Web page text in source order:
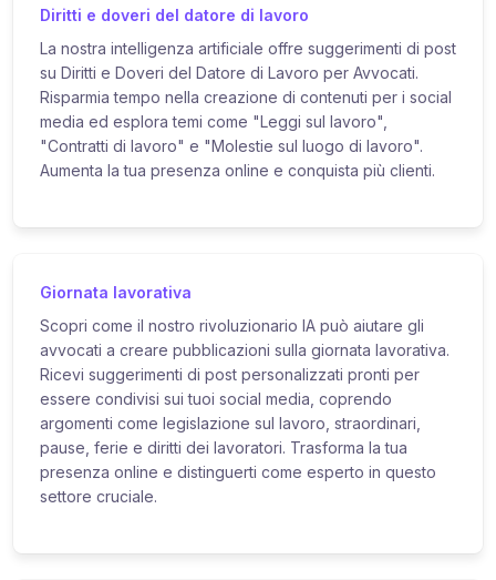
Diritti e doveri del datore di lavoro
La nostra intelligenza artificiale offre suggerimenti di post
su Diritti e Doveri del Datore di Lavoro per Avvocati.
Risparmia tempo nella creazione di contenuti per i social
media ed esplora temi come "Leggi sul lavoro",
"Contratti di lavoro" e "Molestie sul luogo di lavoro".
Aumenta la tua presenza online e conquista più clienti.
Giornata lavorativa
Scopri come il nostro rivoluzionario IA può aiutare gli
avvocati a creare pubblicazioni sulla giornata lavorativa.
Ricevi suggerimenti di post personalizzati pronti per
essere condivisi sui tuoi social media, coprendo
argomenti come legislazione sul lavoro, straordinari,
pause, ferie e diritti dei lavoratori. Trasforma la tua
presenza online e distinguerti come esperto in questo
settore cruciale.